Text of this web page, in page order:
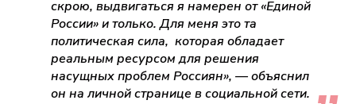
скрою, выдвигаться я намерен от «Единой
России» и только. Для меня это та
политическая сила, которая обладает
реальным ресурсом для решения
насущных проблем Россиян», — объяснил
он на личной странице в социальной сети.